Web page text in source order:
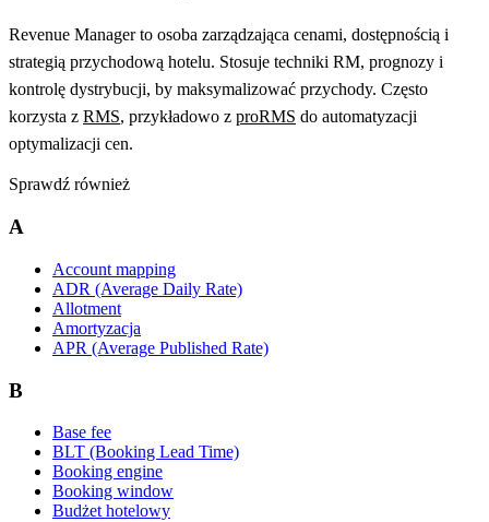
Revenue Manager to osoba zarządzająca cenami, dostępnością i
strategią przychodową hotelu. Stosuje techniki RM, prognozy i
kontrolę dystrybucji, by maksymalizować przychody. Często
korzysta z RMS, przykładowo z proRMS do automatyzacji
optymalizacji cen.
Sprawdź również
A
Account mapping
ADR (Average Daily Rate)
Allotment
Amortyzacja
APR (Average Published Rate)
B
Base fee
BLT (Booking Lead Time)
Booking engine
Booking window
Budżet hotelowy